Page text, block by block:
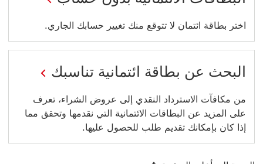
اختر بطاقة ائتمان لا تتوقع منك تغيير حسابك الجاري.
البحث عن بطاقة ائتمانية تناسبك
من مكافآت الاسترداد النقدي إلى عروض الشراء، تعرف
على المزيد عن البطاقات الائتمانية التي نقدمها وتحقق مما
إذا كان بإمكانك تقديم طلب للحصول عليها.